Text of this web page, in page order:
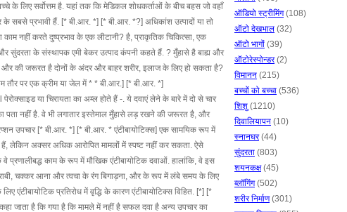
के लिए सर्वोत्तम है. यहां तक कि मेडिकल शोधकर्ताओं के बीच बहस जो वहाँ
के सबसे प्रभावी हैं. [* बी.आर. *] [* बी.आर. *?] अधिकांश उत्पादों या तो
काम नहीं करते दुष्प्रभाव के एक लीटानी? है, प्राकृतिक चिकित्सा, एक
सुंदरता के संस्थापक एमी बेकर उत्पाद कंपनी कहते हैं. ? मुँहासे है बाह्य और
की जरूरत है दोनों के अंदर और बाहर शरीर, इलाज के लिए हो सकता है?
तौर पर एक क्रीम या जेल में * * बी.आर.] [* बी.आर. *]
या चिरायता का अम्ल होते हैं -. ये दवाएं लेने के बारे में दो से चार
पता नहीं है. वे भी लगातार इस्तेमाल मुँहासे लड़ रखने की जरूरत है, और
उपचार [* बी.आर. *] [* बी.आर. * एंटीबायोटिक्स] एक सामयिक रूप में
लेकिन अक्सर अधिक आरोपित मामलों में स्पष्ट नहीं कर सकता. ऐसे
काम के रूप में मौखिक एंटीबायोटिक दवाओं. हालांकि, वे इस
चक्कर आना और त्वचा के रंग बिगाड़ना, और के रूप में लंबे समय के लिए
एंटीबायोटिक प्रतिरोध में वृद्धि के कारण एंटीबायोटिक्स विहित. [*] [*
जाता है कि गया है कि मामले में नहीं है सफल दवा है अन्य उपचार का
ऑडियो स्ट्रीमिंग(108)
ऑटो देखभाल (32)
ऑटो भागों (39)
ऑटोरेस्पोन्डर(2)
विमानन (215)
बच्चों को बच्चा (536)
शिशु (1210)
दिवालियापन (10)
स्नानघर(44)
सुंदरता (803)
शयनकक्ष(45)
ब्लॉगिंग(502)
शरीर निर्माण(301)